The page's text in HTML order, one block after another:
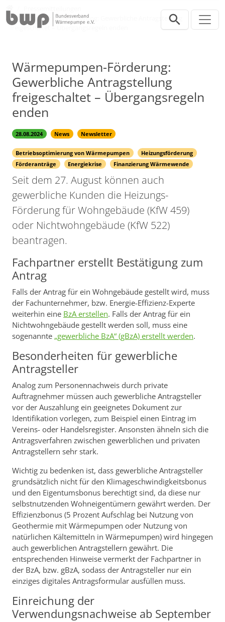
Wärmepumpen-Förderung: Gewerbliche Antragstellung
freigeschaltet – Übergangsregeln enden
Wärmepumpen-Förderung:
Gewerbliche Antragstellung
freigeschaltet – Übergangsregeln
enden
28.08.2024 News Newsletter
Betriebsoptimierung von Wärmepumpen
Heizungsförderung
Förderanträge
Energiekrise Finanzierung Wärmewende
Seit dem 27. August können auch
gewerbliche Kunden die Heizungs-
Förderung für Wohngebäude (KfW 459)
oder Nichtwohngebäude (KfW 522)
beantragen.
Fachpartner erstellt Bestätigung zum
Antrag
Falls der Antrag für ein Wohngebäude gestellt wird, muss
der Fachunternehmer, bzw. Energie-Effizienz-Experte
weiterhin eine BzA erstellen. Falls der Antrag für ein
Nichtwohngebäude gestellt werden soll, muss eine
sogenannte „gewerbliche BzA“ (gBzA) erstellt werden.
Besonderheiten für gewerbliche
Antragsteller
Analog zum Personennachweis durch private
Auftragnehmer müssen auch gewerbliche Antragsteller
vor der Auszahlung ein geeignetes Dokument zur
Identifikation vorlegen, zum Beispiel einen Eintrag im
Vereins- oder Handelsregister. Ansonsten ähneln sich die
Antragsverfahren zwischen gewerblichen und privaten
Antragstellern sehr stark.
Wichtig zu bedenken ist, dass gewerbliche Antragsteller
grundsätzlich nicht für den Klimageschwindigkeitsbonus
und den Eigentumsbonus berechtigt sind, da diese nur
selbstnutzenden Wohneigentümern gewährt werden. Der
Effizienzbonus (5 Prozent Aufschlag bei Nutzung von
Geothermie mit Wärmepumpen oder Nutzung von
natürlichen Kältemitteln in Wärmepumpen) wird hingegen
auch gewerblichen Antragstellern gewährt. Die
entsprechenden Hinweise vermerkt der Fachpartner in
der BzA, bzw. gBzA, sodass der Antragsteller nur ein
einziges digitales Antragsformular ausfüllen muss.
Einreichung der
Verwendungsnachweise ab September